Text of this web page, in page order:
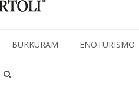
BUKKURAM ENOTURISMO